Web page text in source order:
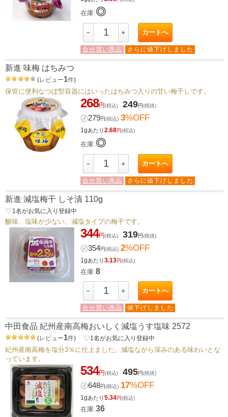
在庫:◎
－ ＋ カートへ
合せ買い商品 さらに値下げしました
新進 味梅 はちみつ
(レビュー1件)
保管に便利なつぼ型容器にはいったはちみつ入りの甘い梅干しです。
268円(税込) 249円(税抜)
㋱279円(税込) 3%OFF
1gあたり2.68円(税込)
在庫:◎
－ ＋ カートへ
合せ買い商品 さらに値下げしました
新進 減塩梅干 しそ漬 110g
favorite_border1 名がお気に入り登録中
酸味、塩味が少ない、減塩タイプの梅干です。
344円(税込) 319円(税抜)
㋱354円(税込) 2%OFF
1gあたり3.13円(税込)
在庫:8
－ ＋ カートへ
合せ買い商品 値下げしました
中田食品 紀州産南高梅おいしく減塩うす塩味 2572
(レビュー1件) favorite_border1 名がお気に入り登録中
紀州産南高梅を塩分3％に仕上ました。減塩ながら深みのある味わいとな
っています。
534円(税込) 495円(税抜)
㋱648円(税込) 17%OFF
1gあたり5.34円(税込)
在庫:36